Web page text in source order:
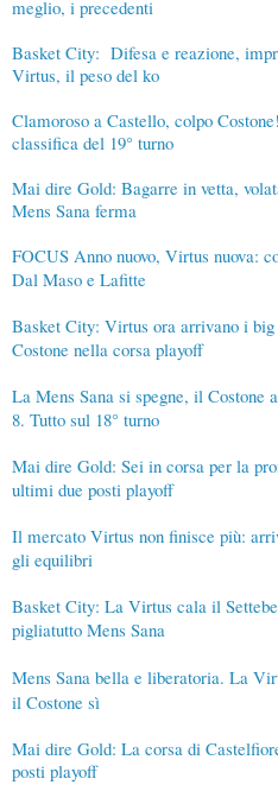
meglio, i precedenti
Basket City: Difesa e reazione,
Virtus, il peso del ko
Clamoroso a Castello, colpo
classifica del 19° turno
Mai dire Gold: Bagarre in vetta,
Mens Sana ferma
FOCUS Anno nuovo, Virtus nuova:
Dal Maso e Lafitte
Basket City: Virtus ora arrivano i
Costone nella corsa playoff
La Mens Sana si spegne, il
8. Tutto sul 18° turno
Mai dire Gold: Sei in corsa per la
ultimi due posti playoff
Il mercato Virtus non finisce più:
gli equilibri
Basket City: La Virtus cala il
pigliatutto Mens Sana
Mens Sana bella e liberatoria. La
il Costone sì
Mai dire Gold: La corsa di
posti playoff